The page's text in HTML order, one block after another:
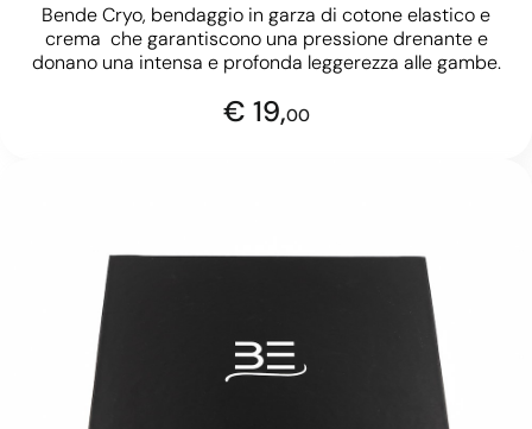
Bende Cryo, bendaggio in garza di cotone elastico e
crema che garantiscono una pressione drenante e
donano una intensa e profonda leggerezza alle gambe.
€ 19,00